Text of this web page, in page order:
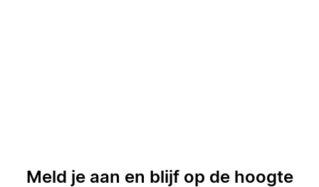
Meld je aan en blijf op de hoogte